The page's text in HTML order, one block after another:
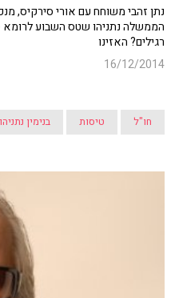
נתן זהבי משוחח עם אורי סירקיס,
הממשלה נתניהו שטס השבוע
רגילים? האזינו
16/12/2014
חו"ל טיסות בנימין נתניהו